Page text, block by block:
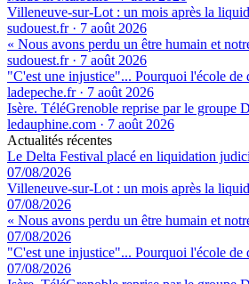
Villeneuve-sur-Lot : un mois après la
sudouest.fr· 7 août 2026
« Nous avons perdu un être humain et
sudouest.fr· 7 août 2026
"C'est une injustice"... Pourquoi l'école de
ladepeche.fr· 7 août 2026
Isère. TéléGrenoble reprise par le groupe
ledauphine.com · 7 août 2026
Actualités récentes
Le Delta Festival placé en liquidation
07/08/2026
Villeneuve-sur-Lot : un mois après la
07/08/2026
« Nous avons perdu un être humain et
07/08/2026
"C'est une injustice"... Pourquoi l'école de
07/08/2026